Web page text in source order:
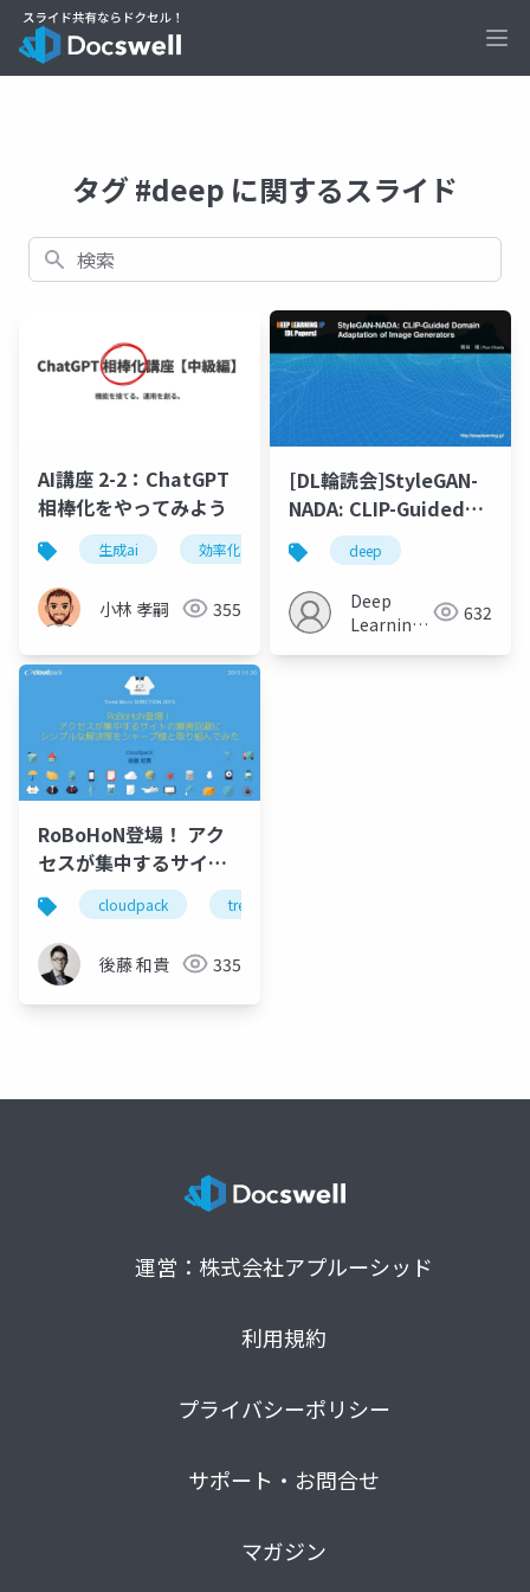
タグ #deep に関するスライド
検索
AI講座 2-2：ChatGPT
相棒化をやってみよう
生成ai 効率化 情報整理
小林 孝嗣 355
[DL輪読会]StyleGAN-
NADA: CLIP-Guided
Domain Adaptation
of Image Generators
deep
Deep
Learning
632
RoBoHoN登場！ アク
セスが集中するサイト
の障害回避に シンプル
な解決策をシャープ様
と取り組んでみた
cloudpack trend micro
後藤 和貴 335
運営：株式会社アプルーシッド
利用規約
プライバシーポリシー
サポート・お問合せ
マガジン